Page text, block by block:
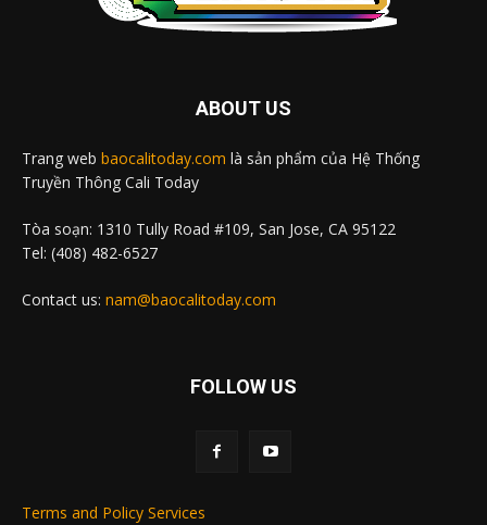
ABOUT US
Trang web baocalitoday.com là sản phẩm của Hệ Thống
Truyền Thông Cali Today
Tòa soạn: 1310 Tully Road #109, San Jose, CA 95122
Tel: (408) 482-6527
Contact us: nam@baocalitoday.com
FOLLOW US
Terms and Policy Services